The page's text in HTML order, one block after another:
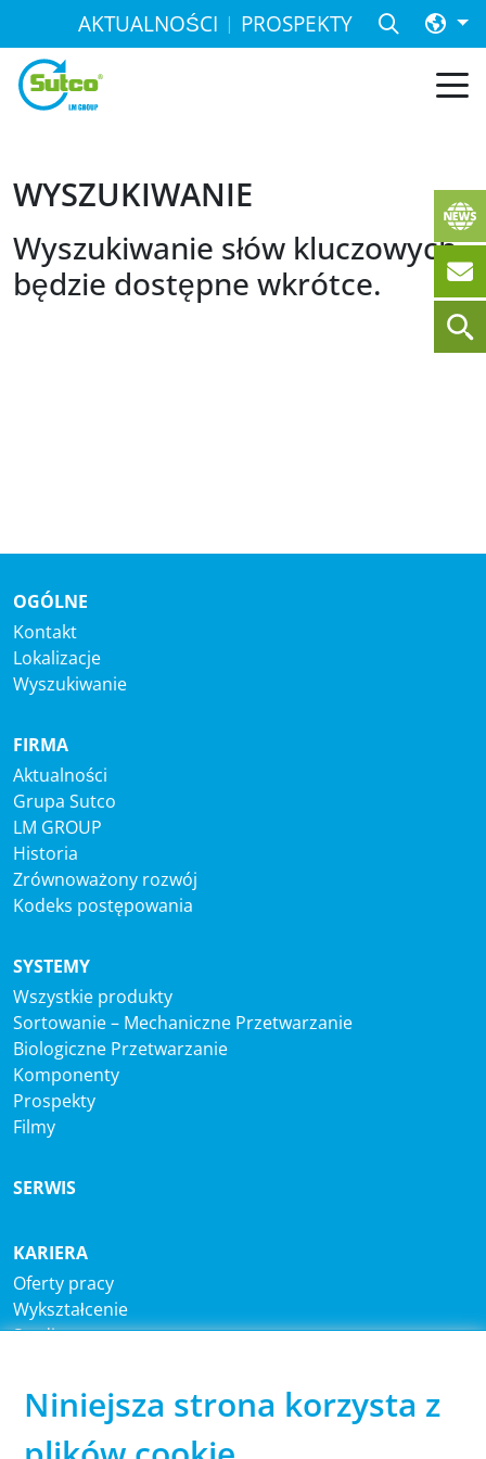
Niniejsza strona korzysta z
AKTUALNOŚCI PROSPEKTY
WYSZUKIWANIE
Wyszukiwanie słów kluczowych
będzie dostępne wkrótce.
OGÓLNE
Kontakt
Lokalizacje
Wyszukiwanie
FIRMA
Aktualności
Grupa Sutco
LM GROUP
Historia
Zrównoważony rozwój
Kodeks postępowania
SYSTEMY
Wszystkie produkty
Sortowanie – Mechaniczne Przetwarzanie
Biologiczne Przetwarzanie
Komponenty
Prospekty
Filmy
SERWIS
KARIERA
Oferty pracy
Wykształcenie
Studia
CENTRALA
®
RecyclingTechnik GmbH
Paffrather Str. 102-116